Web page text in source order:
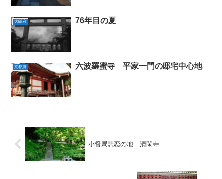
大阪府 76年目の夏
京都府 六波羅蜜寺 平家一門の邸宅中心地
小督局悲恋の地 清閑寺